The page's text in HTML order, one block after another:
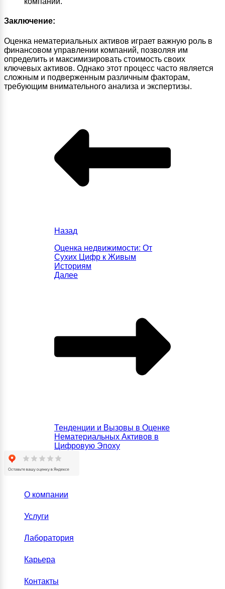
Заключение:
Оценка нематериальных активов играет важную роль в
финансовом управлении компаний, позволяя им
определить и максимизировать стоимость своих
ключевых активов. Однако этот процесс часто является
сложным и подверженным различным факторам,
требующим внимательного анализа и экспертизы.
Назад
Оценка недвижимости: От
Сухих Цифр к Живым
Историям
Далее
Тенденции и Вызовы в Оценке
Нематериальных Активов в
Цифровую Эпоху
О компании
Услуги
Лаборатория
Карьера
Контакты